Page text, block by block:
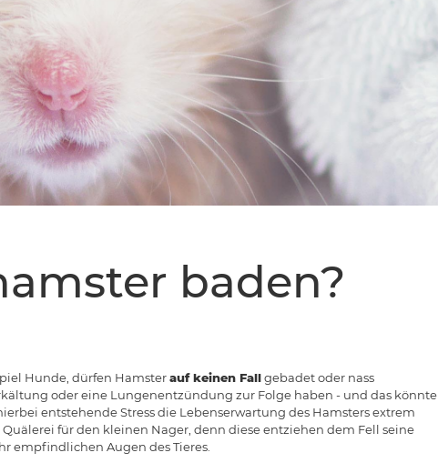
baden?
Hunde, dürfen Hamsterauf keinen Fallgebadet oder nass
oder eine Lungenentzündung zur Folge haben - und das könnte
entstehende Stress die Lebenserwartung des Hamsters extrem
für den kleinen Nager, denn diese entziehen dem Fell seine
empfindlichen Augen des Tieres.